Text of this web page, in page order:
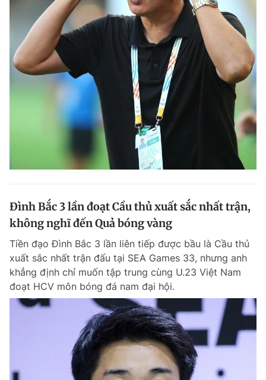
Tổng biên tập: Nguyễn Ngọc Toàn
Phó tổng biên tập thường trực: Hải Thành
Phó tổng biên tập: Lâm Hiếu Dũng
Phó tổng biên tập: Trần Việt Hưng
Tổng thư ký tòa soạn: Đức Trung
Giấy phép xuất bản số 110/GP - BTTTT cấp ngày 24.3.2020
© 2003-2026 Bản quyền thuộc về Báo Thanh Niên. Cấm sao chép
dưới mọi hình thức nếu không có sự chấp thuận bằng văn bản.
Phát triển bởi ePi Technologies, JSC.
Đình Bắc 3 lần đoạt Cầu thủ xuất sắc nhất trận,
không nghĩ đến Quả bóng vàng
Tiền đạo Đình Bắc 3 lần liên tiếp được bầu là Cầu thủ
xuất sắc nhất trận đấu tại SEA Games 33, nhưng anh
khẳng định chỉ muốn tập trung cùng U.23 Việt Nam
đoạt HCV môn bóng đá nam đại hội.